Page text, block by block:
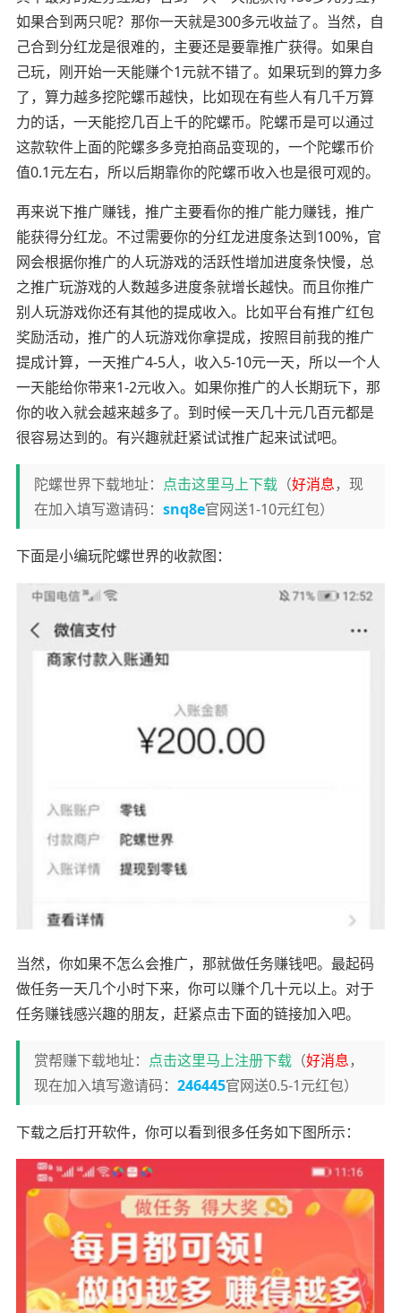
如果合到两只呢？那你一天就是300多元收益了。当然，自
己合到分红龙是很难的，主要还是要靠推广获得。如果自
己玩，刚开始一天能赚个1元就不错了。如果玩到的算力多
了，算力越多挖陀螺币越快，比如现在有些人有几千万算
力的话，一天能挖几百上千的陀螺币。陀螺币是可以通过
这款软件上面的陀螺多多竞拍商品变现的，一个陀螺币价
值0.1元左右，所以后期靠你的陀螺币收入也是很可观的。
再来说下推广赚钱，推广主要看你的推广能力赚钱，推广
能获得分红龙。不过需要你的分红龙进度条达到100%，官
网会根据你推广的人玩游戏的活跃性增加进度条快慢，总
之推广玩游戏的人数越多进度条就增长越快。而且你推广
别人玩游戏你还有其他的提成收入。比如平台有推广红包
奖励活动，推广的人玩游戏你拿提成，按照目前我的推广
提成计算，一天推广4-5人，收入5-10元一天，所以一个人
一天能给你带来1-2元收入。如果你推广的人长期玩下，那
你的收入就会越来越多了。到时候一天几十元几百元都是
很容易达到的。有兴趣就赶紧试试推广起来试试吧。
陀螺世界下载地址： 点击这里马上下载（好消息，现
在加入填写邀请码： snq8e官网送1-10元红包）
下面是小编玩陀螺世界的收款图：
当然，你如果不怎么会推广，那就做任务赚钱吧。最起码
做任务一天几个小时下来，你可以赚个几十元以上。对于
任务赚钱感兴趣的朋友，赶紧点击下面的链接加入吧。
赏帮赚下载地址： 点击这里马上注册下载（好消息，
现在加入填写邀请码： 246445官网送0.5-1元红包）
下载之后打开软件，你可以看到很多任务如下图所示：